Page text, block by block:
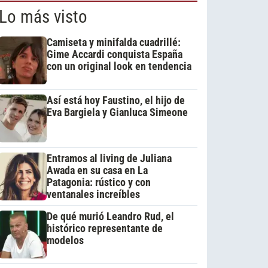
más visto
Camiseta y minifalda cuadrillé:
Gime Accardi conquista España
con un original look en tendencia
Así está hoy Faustino, el hijo de
Eva Bargiela y Gianluca Simeone
Entramos al living de Juliana
Awada en su casa en La
Patagonia: rústico y con
ventanales increíbles
De qué murió Leandro Rud, el
histórico representante de
modelos